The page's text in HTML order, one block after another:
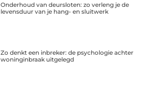
Onderhoud van deursloten: zo verleng je de
levensduur van je hang- en sluitwerk
Zo denkt een inbreker: de psychologie achter
woninginbraak uitgelegd